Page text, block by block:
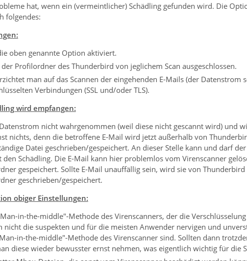
hat, wenn ein (vermeintlicher) Schädling gefunden wird. Die
folgendes:
oben genannte Option aktiviert.
Profilordner des Thunderbird von jeglichem Scan ausgeschlossen.
man auf das Scannen der eingehenden E-Mails (der Datenstrom
Verbindungen (SSL und/oder TLS).
wird empfangen:
nicht wahrgenommen (weil diese nicht gescannt wird) und
nichts, denn die betroffene E-Mail wird jetzt außerhalb von
Datei geschrieben/gespeichert. An dieser Stelle kann und darf
Schädling. Die E-Mail kann hier problemlos vom Virenscanner
gespeichert. Sollte E-Mail unauffällig sein, wird sie von
geschrieben/gespeichert.
obiger Einstellungen:
in-the-middle"-Methode des Virenscanners, der die
nicht die suspekten und für die meisten Anwender nervigen und
in-the-middle"-Methode des Virenscanner sind. Sollten dann
diese wieder bewusster ernst nehmen, was eigentlich wichtig für die